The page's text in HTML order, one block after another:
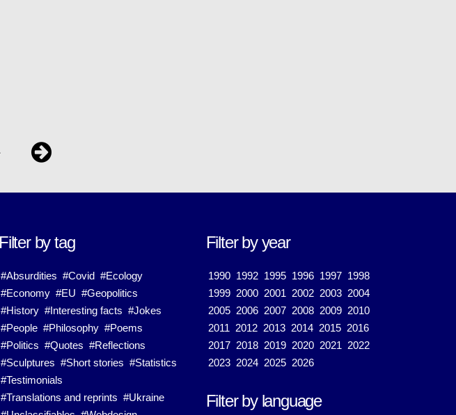
Filter by tag
#Absurdities #Covid #Ecology
#Economy #EU #Geopolitics
#History #Interesting facts #Jokes
#People #Philosophy #Poems
#Politics #Quotes #Reflections
#Sculptures #Short stories #Statistics
#Testimonials
#Translations and reprints #Ukraine
Filter by year
1990 1992 1995 1996 1997 1998
1999 2000 2001 2002 2003 2004
2005 2006 2007 2008 2009 2010
2011 2012 2013 2014 2015 2016
2017 2018 2019 2020 2021 2022
2023 2024 2025 2026
Filter by language